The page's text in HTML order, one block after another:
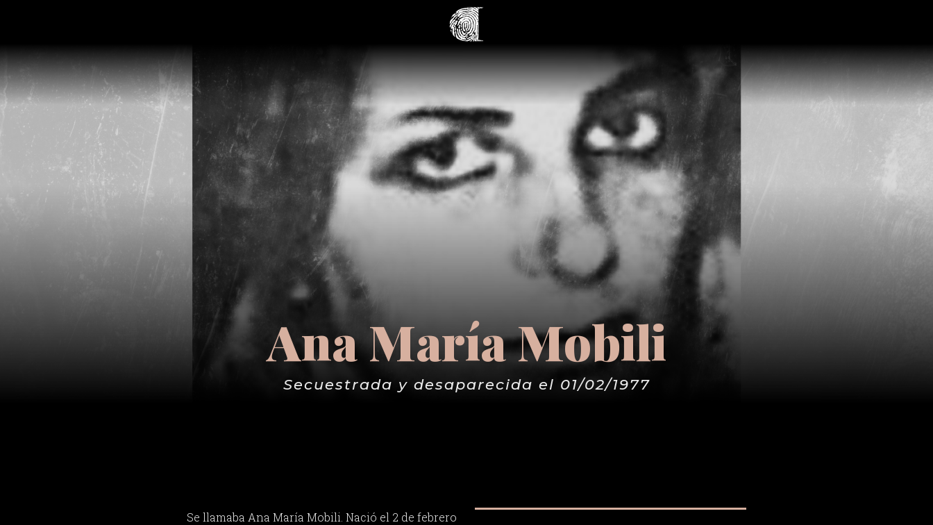
Ana María Mobili
Secuestrada y desaparecida el 01/02/1977
Se llamaba Ana María Mobili. Nació el 2 de febrero